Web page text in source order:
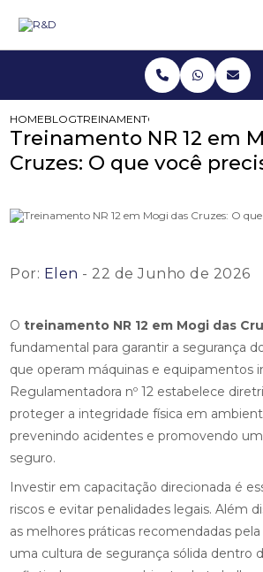
HOMEBLOGTREINAMENTO NR 12 EM MOGI
Treinamento NR 12 em
Cruzes: O que você
Por: Elen - 22 de Junho de 2026
Otreinamento NR 12 em Mogi das
fundamental para garantir a segurança
que operam máquinas e equipamentos
Regulamentadora nº 12 estabelece
proteger a integridade física em
prevenindo acidentes e promovendo
seguro.
Investir em capacitação direcionada é
riscos e evitar penalidades legais. Além
as melhores práticas recomendadas pela
uma cultura de segurança sólida dentro